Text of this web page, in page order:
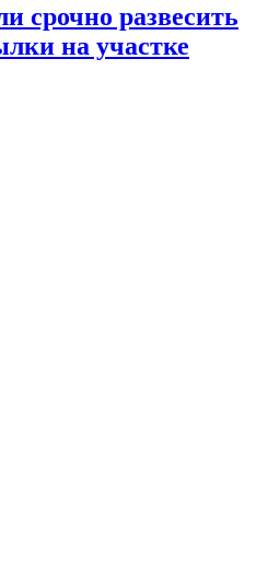
срочно развесить
на участке